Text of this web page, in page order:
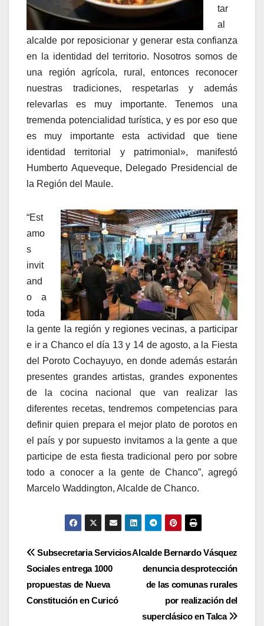
tar
al
alcalde por reposicionar y generar esta confianza
en la identidad del territorio. Nosotros somos de
una región agrícola, rural, entonces reconocer
nuestras tradiciones, respetarlas y además
relevarlas es muy importante. Tenemos una
tremenda potencialidad turística, y es por eso que
es muy importante esta actividad que tiene
identidad territorial y patrimonial», manifestó
Humberto Aqueveque, Delegado Presidencial de
la Región del Maule.
“Est
amo
s
invit
and
o a
toda
la gente la región y regiones vecinas, a participar
e ir a Chanco el día 13 y 14 de agosto, a la Fiesta
del Poroto Cochayuyo, en donde además estarán
presentes grandes artistas, grandes exponentes
de la cocina nacional que van realizar las
diferentes recetas, tendremos competencias para
definir quien prepara el mejor plato de porotos en
el país y por supuesto invitamos a la gente a que
participe de esta fiesta tradicional pero por sobre
todo a conocer a la gente de Chanco”, agregó
Marcelo Waddington, Alcalde de Chanco.
Navegación
de
entradas
Alcalde Bernardo Vásquez
denuncia desprotección
de las comunas rurales
por realización del
superclásico en Talca
Subsecretaria Servicios
Sociales entrega 1000
propuestas de Nueva
Constitución en Curicó